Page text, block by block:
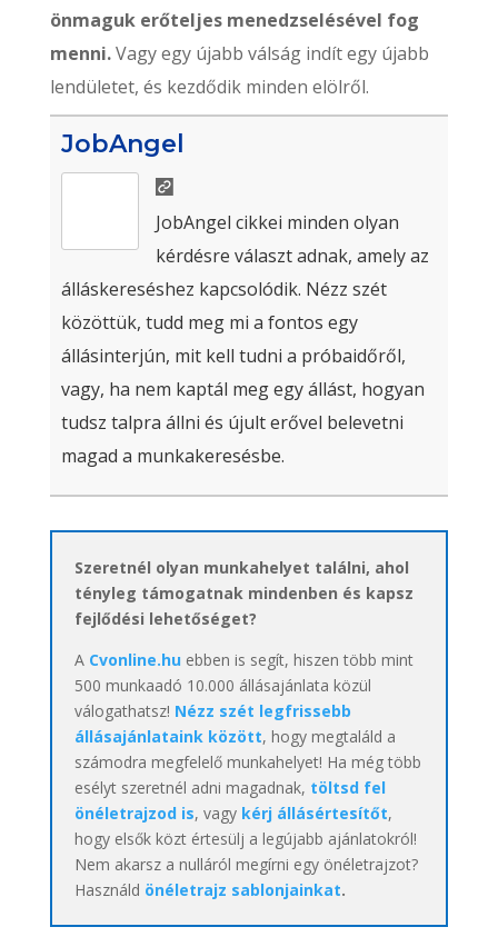
önmaguk erőteljes menedzselésével fog
menni.Vagy egy újabb válság indít egy újabb
lendületet, és kezdődik minden elölről.
JobAngel
JobAngel cikkei minden olyan
kérdésre választ adnak, amely az
álláskereséshez kapcsolódik. Nézz szét
közöttük, tudd meg mi a fontos egy
állásinterjún, mit kell tudni a próbaidőről,
vagy, ha nem kaptál meg egy állást, hogyan
tudsz talpra állni és újult erővel belevetni
magad a munkakeresésbe.
Szeretnél olyan munkahelyet találni, ahol
tényleg támogatnak mindenben és kapsz
fejlődési lehetőséget?
A Cvonline.huebben is segít, hiszen több mint
500 munkaadó 10.000 állásajánlata közül
válogathatsz! Nézz szét legfrissebb
állásajánlataink között, hogy megtaláld a
számodra megfelelő munkahelyet! Ha még több
esélyt szeretnél adni magadnak, töltsd fel
önéletrajzod is, vagy kérj állásértesítőt,
hogy elsők közt értesülj a legújabb ajánlatokról!
Nem akarsz a nulláról megírni egy önéletrajzot?
Használd önéletrajz sablonjainkat.